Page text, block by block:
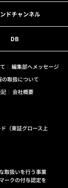
ドチャンネル
DB
編集部へメッセージ
の取扱について
会社概要
（東証グロース上
取扱いを行う事業
ークの付与認定を